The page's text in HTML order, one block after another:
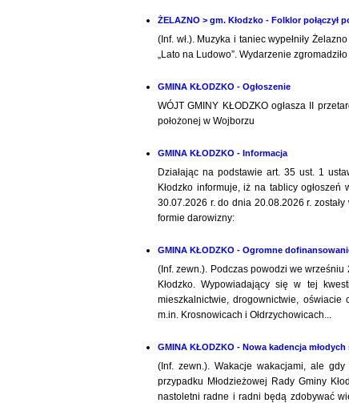
ŻELAZNO > gm. Kłodzko - Folklor połączył
(Inf. wł.). Muzyka i taniec wypełniły
„Lato na Ludowo”. Wydarzenie
GMINA KŁODZKO - Ogłoszenie
WÓJT GMINY KŁODZKO ogłasza II
położonej w Wojborzu
GMINA KŁODZKO - Informacja
Działając na podstawie art. 35 ust. 1
Kłodzko informuje, iż na tablicy
30.07.2026 r. do dnia 20.08.2026 r.
formie darowizny:
GMINA KŁODZKO - Ogromne
(Inf. zewn.). Podczas powodzi we
Kłodzko. Wypowiadający się w tej
mieszkalnictwie, drogownictwie, oświacie
m.in. Krosnowicach i Ołdrzychowicach...
GMINA KŁODZKO - Nowa kadencja
(Inf. zewn.). Wakacje wakacjami, ale
przypadku Młodzieżowej Rady Gminy
nastoletni radne i radni będą zdobywać